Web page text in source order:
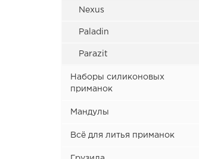
Nexus
Paladin
Parazit
Peskar
Наборы силиконовых
приманок
Наборы Comissar 4.5'' микс
Наборы Gektor 4.5'' микс
Наборы Sherif 4.0'' микс
Мандулы
Трехсоставная мандула
Четырехсоставная мандула
Всё для литья приманок